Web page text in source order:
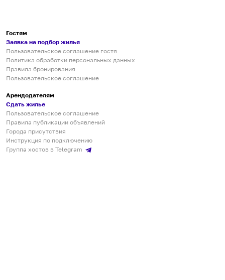
Гостям
Заявка на подбор жилья
Пользовательское соглашение гостя
Политика обработки персональных данных
Правила бронирования
Пользовательское соглашение
Арендодателям
Сдать жилье
Пользовательское соглашение
Правила публикации объявлений
Города присутствия
Инструкция по подключению
Группа хостов в Telegram